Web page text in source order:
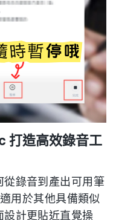
打造高效錄音工
錄音到產出可用筆
用於其他具備類似
計更貼近直覺操